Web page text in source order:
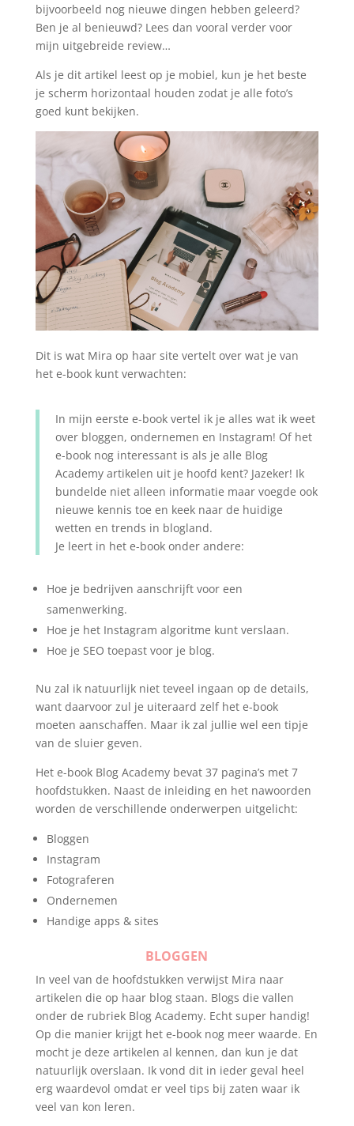
bijvoorbeeld nog nieuwe dingen hebben geleerd?
Ben je al benieuwd? Lees dan vooral verder voor
mijn uitgebreide review…
Als je dit artikel leest op je mobiel, kun je het beste
je scherm horizontaal houden zodat je alle foto’s
goed kunt bekijken.
Dit is wat Mira op haar site vertelt over wat je van
het e-book kunt verwachten:
In mijn eerste e-book vertel ik je alles wat ik weet
over bloggen, ondernemen en Instagram! Of het
e-book nog interessant is als je alle Blog
Academy artikelen uit je hoofd kent? Jazeker! Ik
bundelde niet alleen informatie maar voegde ook
nieuwe kennis toe en keek naar de huidige
wetten en trends in blogland.
Je leert in het e-book onder andere:
Hoe je bedrijven aanschrijft voor een
samenwerking.
Hoe je het Instagram algoritme kunt verslaan.
Hoe je SEO toepast voor je blog.
Nu zal ik natuurlijk niet teveel ingaan op de details,
want daarvoor zul je uiteraard zelf het e-book
moeten aanschaffen. Maar ik zal jullie wel een tipje
van de sluier geven.
Het e-book Blog Academy bevat 37 pagina’s met 7
hoofdstukken. Naast de inleiding en het nawoorden
worden de verschillende onderwerpen uitgelicht:
Bloggen
Instagram
Fotograferen
Ondernemen
Handige apps & sites
BLOGGEN
In veel van de hoofdstukken verwijst Mira naar
artikelen die op haar blog staan. Blogs die vallen
onder de rubriek Blog Academy. Echt super handig!
Op die manier krijgt het e-book nog meer waarde. En
mocht je deze artikelen al kennen, dan kun je dat
natuurlijk overslaan. Ik vond dit in ieder geval heel
erg waardevol omdat er veel tips bij zaten waar ik
veel van kon leren.